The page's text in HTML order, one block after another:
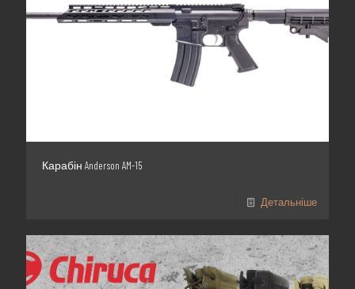
Карабін Anderson AM-15
Детальніше